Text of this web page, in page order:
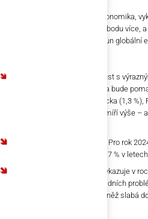
Německo, největší evropská ekonomika,
Francie o desetinu procentního bodu více,
Spojené státy, dlouhodobý tahoun globální
Očekává se mírný růst s
jednotlivými zeměmi. Aktivita bude
ekonomikách, včetně Německa (1,3 %),
%). Ale například Španělsko míří výše –
Ekonomika zpomaluje. Pro rok
úrovni 1,9 % (oproti 2,5 % a 2,7 % v
Čínské hospodářství vykazuje v
nicméně stále čelí řadě zásadních
nemovitostmi. Varující je rovněž slabá